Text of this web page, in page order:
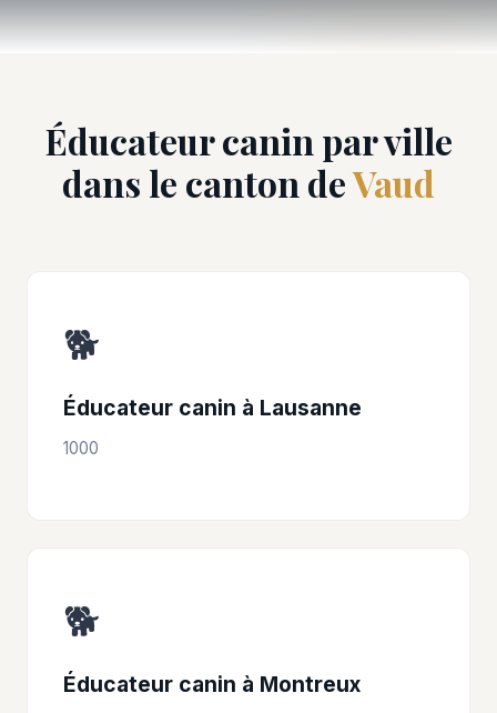
Éducateur canin par ville
dans le canton deVaud
🐕
Éducateur canin à Lausanne
1000
🐕
Éducateur canin à Montreux